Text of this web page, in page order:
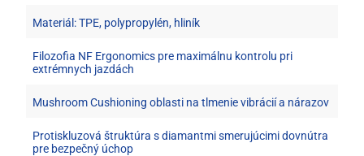
Materiál: TPE, polypropylén, hliník
Filozofia NF Ergonomics pre maximálnu kontrolu pri
extrémnych jazdách
Mushroom Cushioning oblasti na tlmenie vibrácií a nárazov
Protiskluzová štruktúra s diamantmi smerujúcimi dovnútra
pre bezpečný úchop